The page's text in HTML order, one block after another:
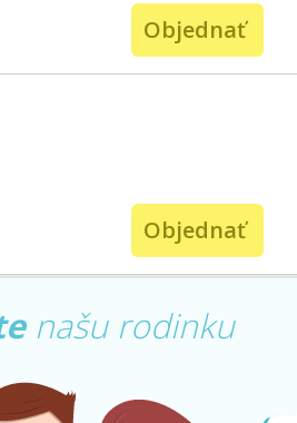
Objednať
Objednať
našu rodinku